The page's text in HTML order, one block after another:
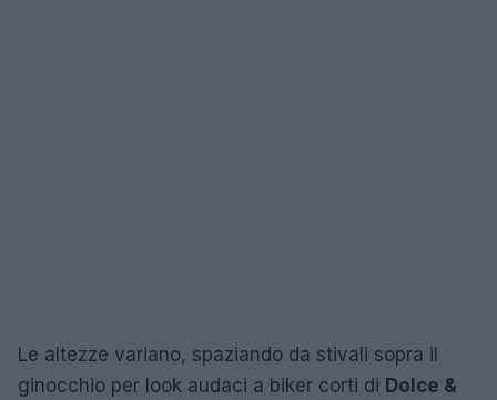
Le altezze variano, spaziando da stivali sopra il
ginocchio per look audaci a biker corti di Dolce &